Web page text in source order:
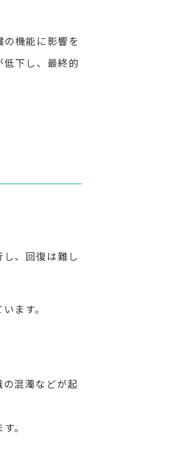
機能に影響を
下し、最終的
、回復は難し
ます。
混濁などが起
。